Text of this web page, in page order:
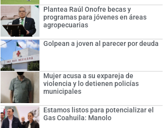
Plantea Raúl Onofre becas y
programas para jóvenes en áreas
agropecuarias
Golpean a joven al parecer por deuda
Mujer acusa a su expareja de
violencia y lo detienen policías
municipales
Estamos listos para potencializar el
Gas Coahuila: Manolo